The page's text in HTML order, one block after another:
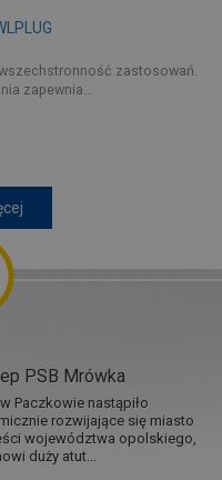
zastosowań.
zapewnia...
PSB Mrówka
Paczkowie nastąpiło
rozwijające się miasto
województwa opolskiego,
duży atut...